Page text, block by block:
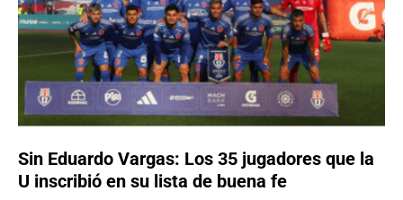
Sin Eduardo Vargas: Los 35 jugadores que la
U inscribió en su lista de buena fe